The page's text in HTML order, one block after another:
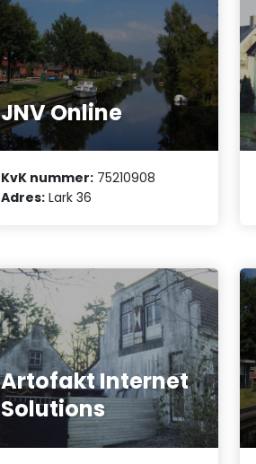
JNV Online
KvK nummer: 75210908
Adres: Lark 36
Artofakt Internet
Solutions